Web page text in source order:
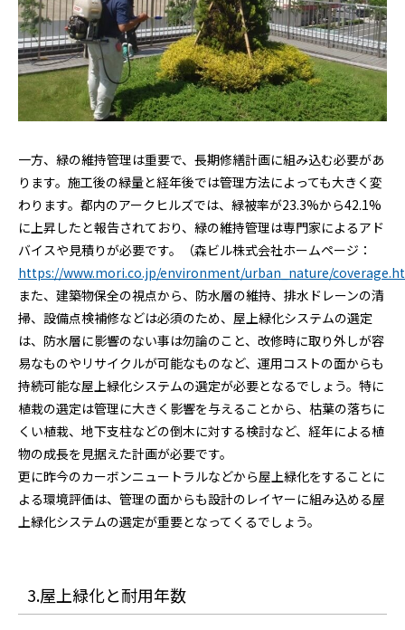
一方、緑の維持管理は重要で、長期修繕計画に組み込む必要があ
ります。施工後の緑量と経年後では管理方法によっても大きく変
わります。都内のアークヒルズでは、緑被率が23.3%から42.1%
に上昇したと報告されており、緑の維持管理は専門家によるアド
バイスや見積りが必要です。（森ビル株式会社ホームページ：
https://www.mori.co.jp/environment/urban_nature/
また、建築物保全の視点から、防水層の維持、排水ドレーンの清
掃、設備点検補修などは必須のため、屋上緑化システムの選定
は、防水層に影響のない事は勿論のこと、改修時に取り外しが容
易なものやリサイクルが可能なものなど、運用コストの面からも
持続可能な屋上緑化システムの選定が必要となるでしょう。特に
植栽の選定は管理に大きく影響を与えることから、枯葉の落ちに
くい植栽、地下支柱などの倒木に対する検討など、経年による植
物の成長を見据えた計画が必要です。
更に昨今のカーボンニュートラルなどから屋上緑化をすることに
よる環境評価は、管理の面からも設計のレイヤーに組み込める屋
上緑化システムの選定が重要となってくるでしょう。
3.屋上緑化と耐用年数